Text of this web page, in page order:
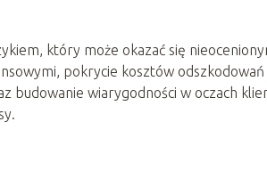
który może okazać się
pokrycie kosztów odszkodowań
budowanie wiarygodności w oczach